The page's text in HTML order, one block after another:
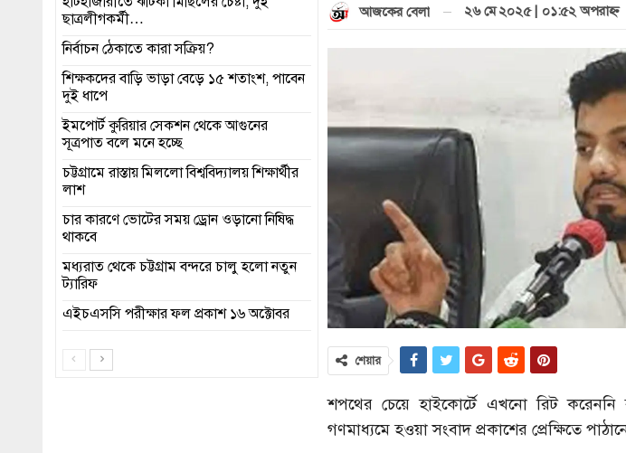
আজকের বেলা ২৬ মে ২০২৫ | ০১:৫২ অপরাহ্ণ
শেয়ার
শপথের চেয়ে হাইকোর্টে এখনো রিট করেননি
গণমাধ্যমে হওয়া সংবাদ প্রকাশের প্রেক্ষিতে
ছাত্রলীগকর্মী…
নির্বাচন ঠেকাতে কারা সক্রিয়?
শিক্ষকদের বাড়ি ভাড়া বেড়ে ১৫ শতাংশ, পাবেন
দুই ধাপে
ইমপোর্ট কুরিয়ার সেকশন থেকে আগুনের
সূত্রপাত বলে মনে হচ্ছে
চট্টগ্রামে রাস্তায় মিললো বিশ্ববিদ্যালয় শিক্ষার্থীর
লাশ
চার কারণে ভোটের সময় ড্রোন ওড়ানো নিষিদ্ধ
থাকবে
মধ্যরাত থেকে চট্টগ্রাম বন্দরে চালু হলো নতুন
ট্যারিফ
এইচএসসি পরীক্ষার ফল প্রকাশ ১৬ অক্টোবর